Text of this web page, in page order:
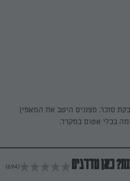
ומפזרים אבקת סוכר. מצננים היטב את המאפין
בכלי אטום במקרר.
כאן מדרגים (694)